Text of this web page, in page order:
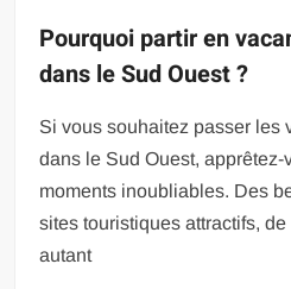
Pourquoi partir en
dans le Sud Ouest ?
Si vous souhaitez passer les
dans le Sud Ouest, apprêtez-
moments inoubliables. Des
sites touristiques attractifs,
autant